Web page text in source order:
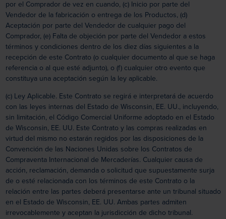
por el Comprador de vez en cuando, (c) Inicio por parte del
Vendedor de la fabricación o entrega de los Productos, (d)
Aceptación por parte del Vendedor de cualquier pago del
Comprador, (e) Falta de objeción por parte del Vendedor a estos
términos y condiciones dentro de los diez días siguientes a la
recepción de este Contrato (o cualquier documento al que se haga
referencia o al que esté adjunto), o (f) cualquier otro evento que
constituya una aceptación según la ley aplicable.
(c) Ley Aplicable. Este Contrato se regirá e interpretará de acuerdo
con las leyes internas del Estado de Wisconsin, EE. UU., incluyendo,
sin limitación, el Código Comercial Uniforme adoptado en el Estado
de Wisconsin, EE. UU. Este Contrato y las compras realizadas en
virtud del mismo no estarán regidos por las disposiciones de la
Convención de las Naciones Unidas sobre los Contratos de
Compraventa Internacional de Mercaderías. Cualquier causa de
acción, reclamación, demanda o solicitud que supuestamente surja
de o esté relacionada con los términos de este Contrato o la
relación entre las partes deberá presentarse ante un tribunal situado
en el Estado de Wisconsin, EE. UU. Ambas partes admiten
irrevocablemente y aceptan la jurisdicción de dicho tribunal.